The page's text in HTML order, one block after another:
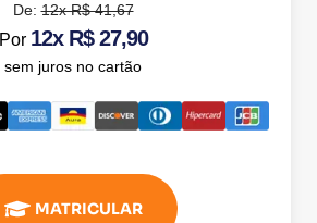
De:12x R$ 41,67
Por 12x R$ 27,90
sem juros no cartão
MATRICULAR